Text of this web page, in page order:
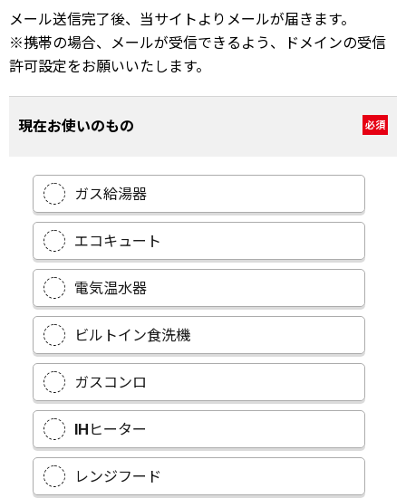
メール送信完了後、当サイトよりメールが届きます。
※携帯の場合、メールが受信できるよう、ドメインの受信
許可設定をお願いいたします。
現在お使いのもの 必須
ガス給湯器
エコキュート
電気温水器
ビルトイン食洗機
ガスコンロ
IHヒーター
レンジフード